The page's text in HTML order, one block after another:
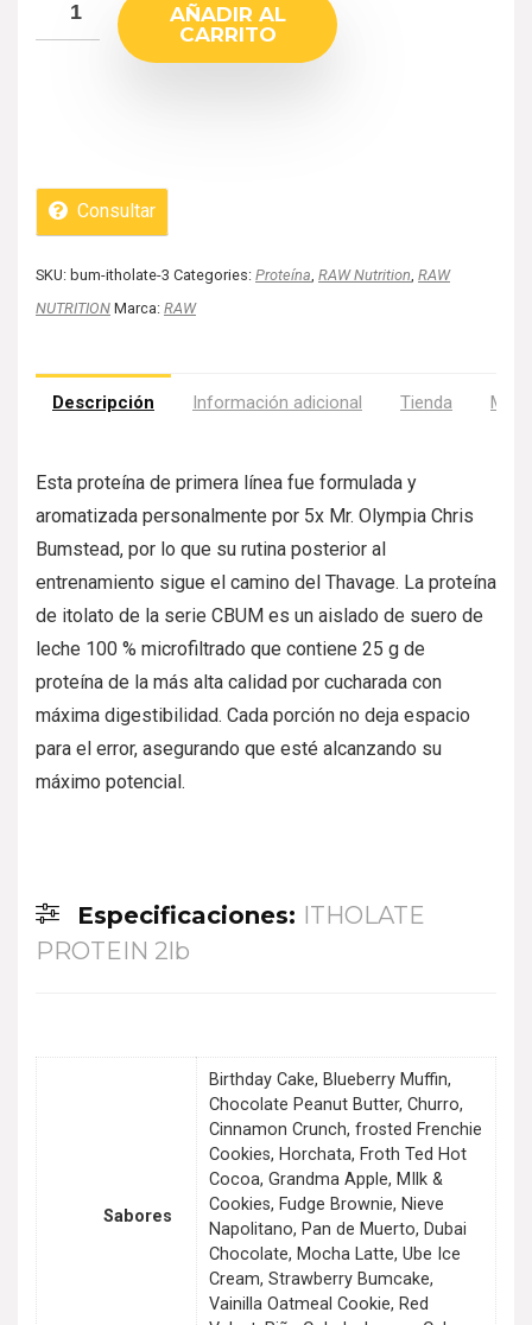
AÑADIR AL
CARRITO
Consultar
SKU: bum-itholate-3 Categories: Proteína RAW Nutrition RAW
NUTRITION Marca: RAW
Descripción Información adicional Tienda Más
Esta proteína de primera línea fue formulada y
aromatizada personalmente por 5x Mr. Olympia Chris
Bumstead, por lo que su rutina posterior al
entrenamiento sigue el camino del Thavage. La proteína
de itolato de la serie CBUM es un aislado de suero de
leche 100 % microfiltrado que contiene 25 g de
proteína de la más alta calidad por cucharada con
máxima digestibilidad. Cada porción no deja espacio
para el error, asegurando que esté alcanzando su
máximo potencial.
Especificaciones: ITHOLATE
PROTEIN 2lb
Sabores
Birthday Cake, Blueberry Muffin,
Chocolate Peanut Butter, Churro,
Cinnamon Crunch, frosted Frenchie
Cookies, Horchata, Froth Ted Hot
Cocoa, Grandma Apple, MIlk &
Cookies, Fudge Brownie, Nieve
Napolitano, Pan de Muerto, Dubai
Chocolate, Mocha Latte, Ube Ice
Cream, Strawberry Bumcake,
Vainilla Oatmeal Cookie, Red